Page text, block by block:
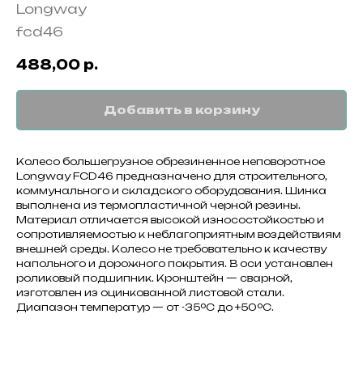
Longway
fcd46
488,00 р.
Добавить в корзину
Колесо большегрузное обрезиненное неповоротное
Longway FCD46 предназначено для строительного,
коммунального и складского оборудования. Шинка
выполнена из термопластичной черной резины.
Материал отличается высокой износостойкостью и
сопротивляемостью к неблагоприятным воздействиям
внешней среды. Колесо не требовательно к качеству
напольного и дорожного покрытия. В оси установлен
роликовый подшипник. Кронштейн — сварной,
изготовлен из оцинкованной листовой стали.
Диапазон температур — от -35ºC до +50ºC.